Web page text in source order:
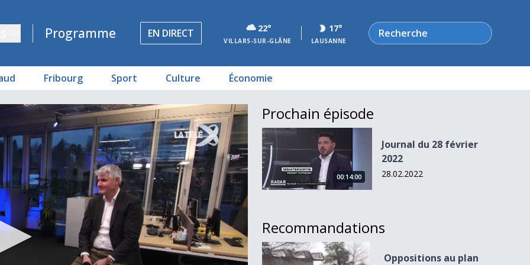
Programme EN DIRECT 22°
VILLARS-SUR-GLÂNE
17°
LAUSANNE
Rechercher
Fribourg Sport Culture Économie
Prochain épisode
Journal du 28 février 2022
00:14:00
Journal du 28 février
2022
28.02.2022
Recommandations
Oppositions au plan d&#039;AgriCo
Oppositions au plan